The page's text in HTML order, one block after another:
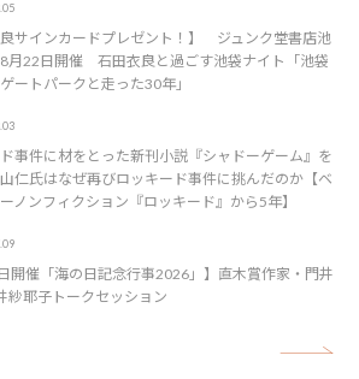
良サインカードプレゼント！】 ジュンク堂書店池
月22日開催 石田衣良と過ごす池袋ナイト「池袋
ートパークと走った30年」
事件に材をとった新刊小説『シャドーゲーム』を
仁氏はなぜ再びロッキード事件に挑んだのか【ベ
ノンフィクション『ロッキード』から5年】
開催「海の日記念行事2026」】直木賞作家・門井
紗耶子トークセッション